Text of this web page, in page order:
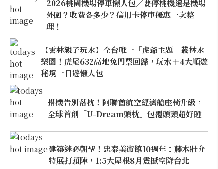
2026桃園機場停車懶人包／要停桃機還是機場
外圍？收費各多少？信用卡停車優惠一次整
理！
【雲林親子玩水】全台唯一「虎爺主題」叢林水
樂園！虎尾632高地免門票回歸，玩水＋4大順遊
秘境一日遊懶人包
搭機告別落枕！阿聯酋航空經濟艙座椅升級，
全球首創「U-Dream頭枕」包覆頭頸超好睡
建築迷必朝聖！忠泰美術館10週年：藤本壯介
特展打頭陣，1:5大屋根8月震撼空降台北